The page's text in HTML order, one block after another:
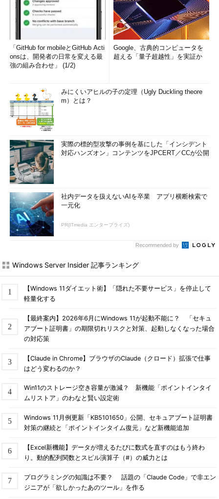
「GitHub for mobileとGitHub Acti
onsは、開発者の日常を変える最
強の組み合わせ」 (1/2)
Google、古典的コンピュータを
超える「量子超越性」を実証か
みにくいアヒルの子の定理（Ugly Duckling theore
m）とは？
実際の標的型攻撃の事例を基にした「インシデント
対応ハンズオン」コンテンツをJPCERT／CCが公開
社内データを扱えないAIを卒業 アプリ横断検索で
一元化
PR(ITmedia エンタープライズ)
Recommended by
Windows Server Insider 記事ランキング
【Windows 11ダイエット術】「隠れた不要サービス」を停止して
軽量化する
【最終案内】2026年6月にWindows 11が起動不能に？ 「セキュ
アブート証明書」の期限切れリスクと対策、起動しなくなった場合
の対応策
【Claude in Chrome】ブラウザのClaude（クロード）拡張で仕事
はどう変わるのか？
Win11のストレージ空き容量が激減？ 新機能「ポイントインタイ
ムリストア」のわなと賢い設定術
Windows 11月例更新「KB5101650」公開、セキュアブート証明書
対策の継続と「ポイントインタイム復元」など新機能追加
【Excel新機能】データが増えるたびに数式を直すのはもう終わ
り。動的配列関数とスピル演算子（#）の威力とは
プログラミングの知識は不要？ 話題の「Claude Code」で非エン
ジニアが「欲しかったあのツール」を作る